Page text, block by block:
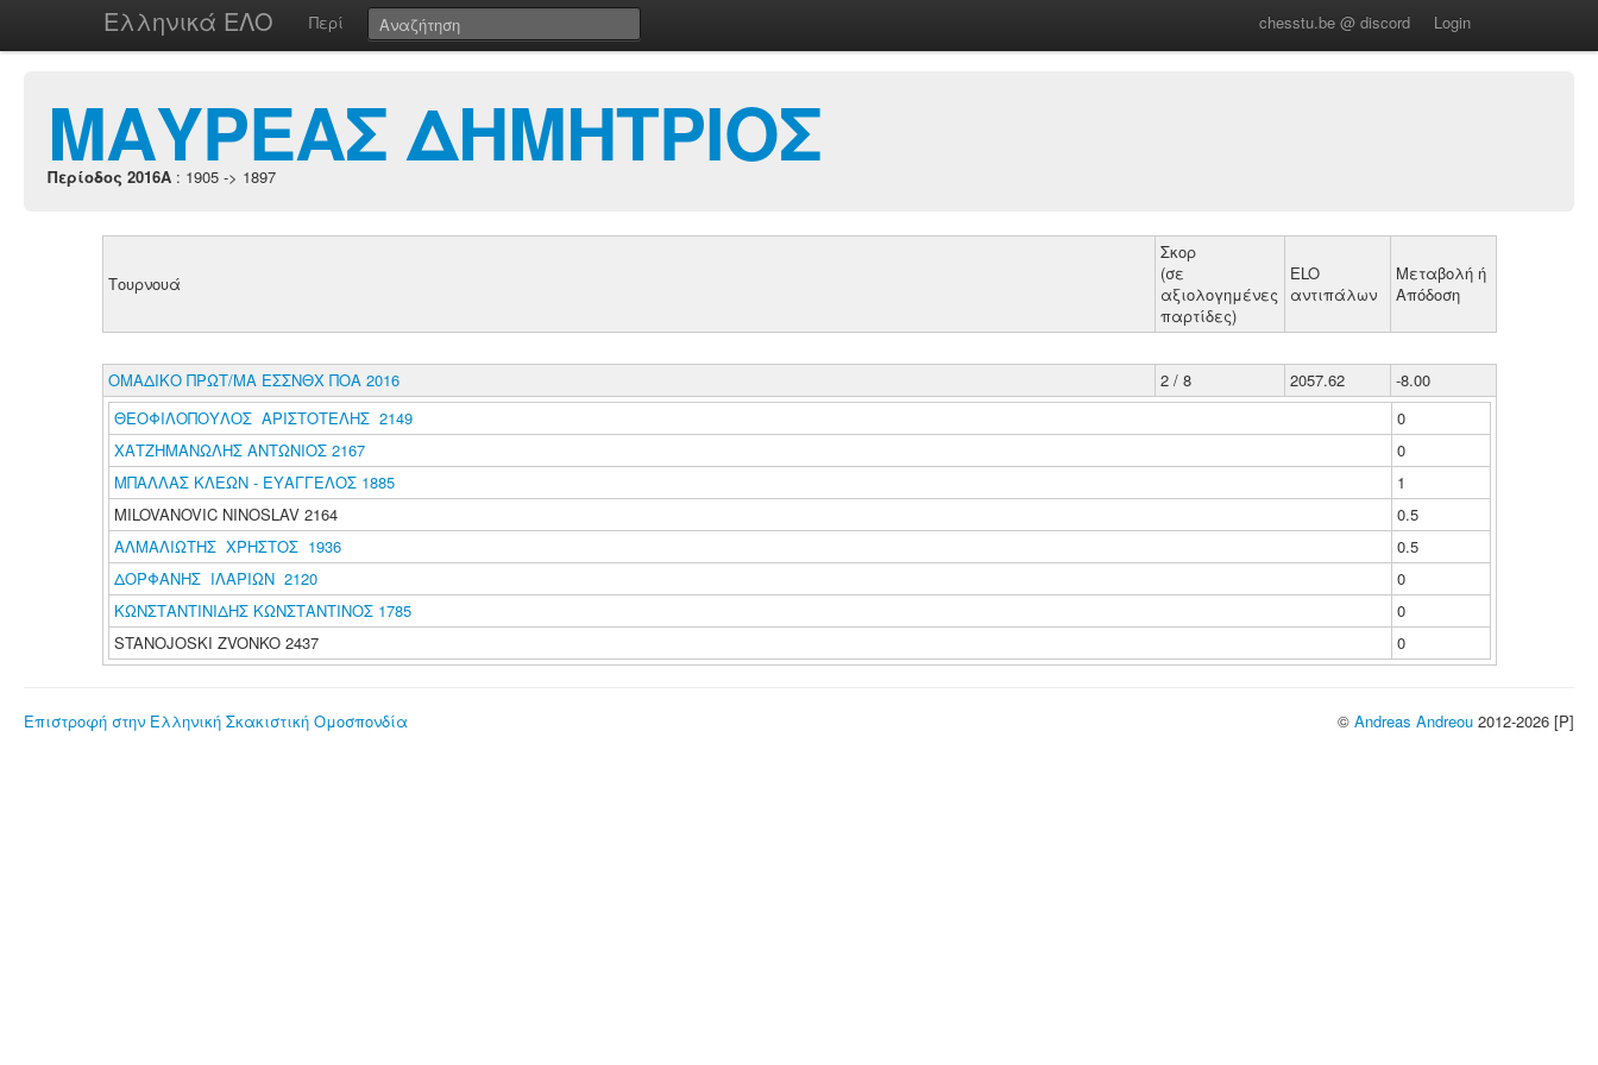
Ελληνικά ΕΛΟ Περί chesstu.be @ discord Login
ΜΑΥΡΕΑΣ ΔΗΜΗΤΡΙΟΣ
Περίοδος 2016A : 1905 -> 1897
Τουρνουά
Σκορ
(σε
αξιολογημένες
παρτίδες)
ELO
αντιπάλων
Μεταβολή ή
Απόδοση
ΟΜΑΔΙΚΟ ΠΡΩΤ/ΜΑ ΕΣΣΝΘΧ ΠΟΑ 2016 2 / 8 2057.62
-8.00
ΘΕΟΦΙΛΟΠΟΥΛΟΣ ΑΡΙΣΤΟΤΕΛΗΣ 2149
0
ΧΑΤΖΗΜΑΝΩΛΗΣ ΑΝΤΩΝΙΟΣ 2167
0
ΜΠΑΛΛΑΣ ΚΛΕΩΝ - ΕΥΑΓΓΕΛΟΣ 1885
1
MILOVANOVIC NINOSLAV 2164
0.5
ΑΛΜΑΛΙΩΤΗΣ ΧΡΗΣΤΟΣ 1936
0.5
ΔΟΡΦΑΝΗΣ ΙΛΑΡΙΩΝ 2120
0
ΚΩΝΣΤΑΝΤΙΝΙΔΗΣ ΚΩΝΣΤΑΝΤΙΝΟΣ 1785
0
STANOJOSKI ZVONKO 2437
0
Επιστροφή στην Ελληνική Σκακιστική Ομοσπονδία © Andreas Andreou 2012-2026 [P]